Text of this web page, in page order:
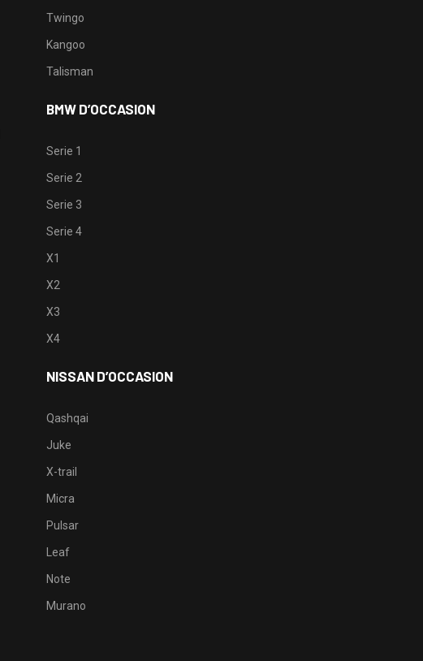
Twingo
Kangoo
Talisman
BMW D’OCCASION
Serie 1
Serie 2
Serie 3
Serie 4
X1
X2
X3
X4
NISSAN D’OCCASION
Qashqai
Juke
X-trail
Micra
Pulsar
Leaf
Note
Murano